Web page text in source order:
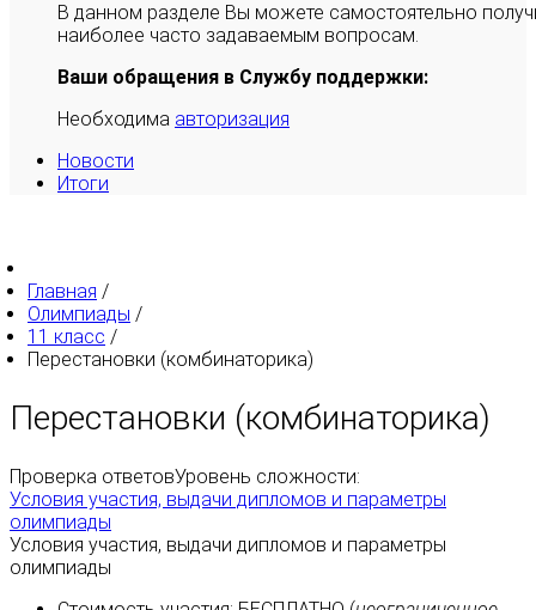
В данном разделе Вы можете самостоятельно
наиболее часто задаваемым вопросам.
Ваши обращения в Службу поддержки:
Необходима авторизация
Новости
Итоги
Главная /
Олимпиады /
11 класс /
Перестановки (комбинаторика)
Перестановки (комбинаторика)
Проверка ответовУровень сложности:
Условия участия, выдачи дипломов и параметры
олимпиады
Условия участия, выдачи дипломов и параметры
олимпиады